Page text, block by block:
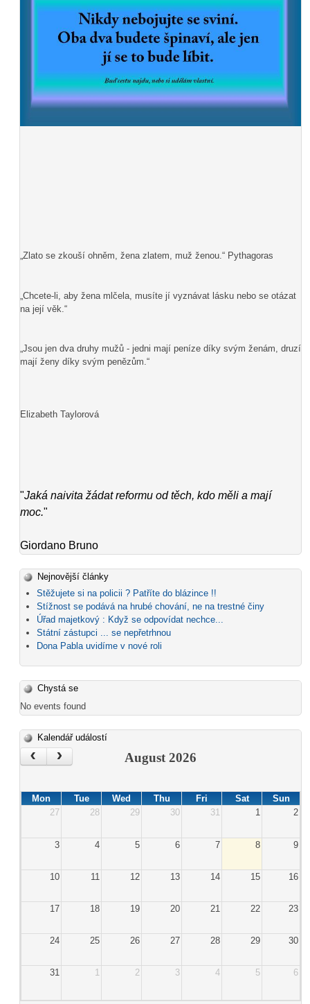
„Zlato se zkouší ohněm, žena zlatem, muž ženou.“ Pythagoras
„Chcete-li, aby žena mlčela, musíte jí vyznávat lásku nebo se otázat
na její věk.“
„Jsou jen dva druhy mužů - jedni mají peníze díky svým ženám, druzí
mají ženy díky svým penězům.“
Elizabeth Taylorová
"Jaká naivita žádat reformu od těch, kdo měli a mají
moc."
Giordano Bruno
Nejnovější články
Stěžujete si na policii ? Patříte do blázince !!
Stížnost se podává na hrubé chování, ne na trestné činy
Úřad majetkový : Když se odpovídat nechce...
Státní zástupci ... se nepřetrhnou
Dona Pabla uvidíme v nové roli
Chystá se
No events found
Kalendář událostí
‹ › August 2026
Mon Tue Wed Thu Fri Sat
Sun
27
28 29 30 31 1 2
3 4 5 6 7 8 9
10 11 12 13 14 15 16
17 18 19 20 21 22 23
24 25 26 27 28 29 30
31 1 2 3 4 5 6